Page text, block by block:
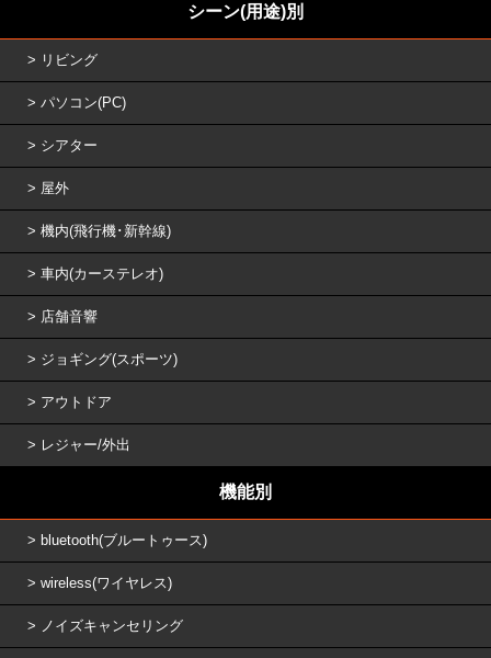
シーン(用途)別
リビング
パソコン(PC)
シアター
屋外
機内(飛行機･新幹線)
車内(カーステレオ)
店舗音響
ジョギング(スポーツ)
アウトドア
レジャー/外出
機能別
bluetooth(ブルートゥース)
wireless(ワイヤレス)
ノイズキャンセリング